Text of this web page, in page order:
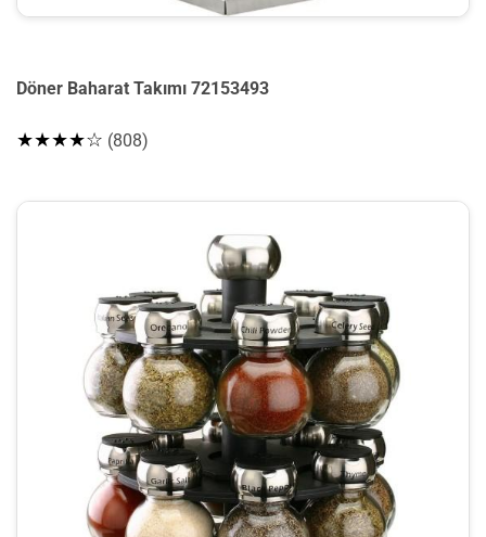
Döner Baharat Takımı 72153493
★★★★☆ (808)